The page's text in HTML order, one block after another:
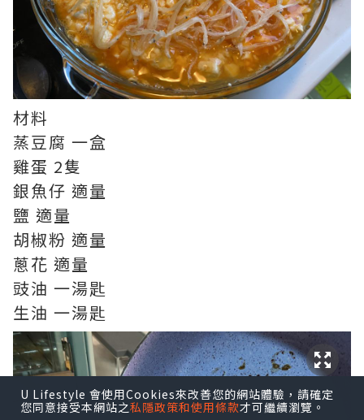
材料
蒸豆腐 一盒
雞蛋 2隻
銀魚仔 適量
鹽 適量
胡椒粉 適量
蔥花 適量
豉油 一湯匙
生油 一湯匙
U Lifestyle 會使用Cookies來改善您的網站體驗，請確定
您同意接受本網站之私隱政策和使用條款才可繼續瀏覽。